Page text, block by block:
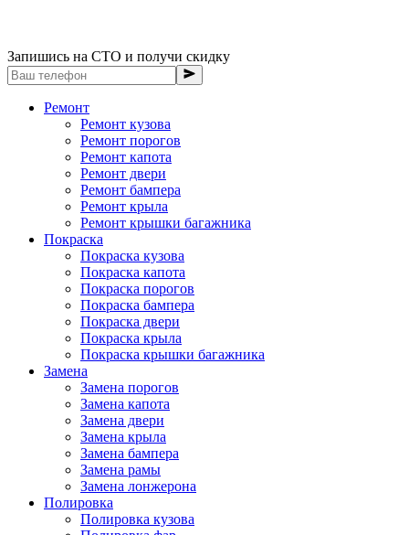
Запишись на СТО и получи скидку
Ремонт
Ремонт кузова
Ремонт порогов
Ремонт капота
Ремонт двери
Ремонт бампера
Ремонт крыла
Ремонт крышки багажника
Покраска
Покраска кузова
Покраска капота
Покраска порогов
Покраска бампера
Покраска двери
Покраска крыла
Покраска крышки багажника
Замена
Замена порогов
Замена капота
Замена двери
Замена крыла
Замена бампера
Замена рамы
Замена лонжерона
Полировка
Полировка кузова